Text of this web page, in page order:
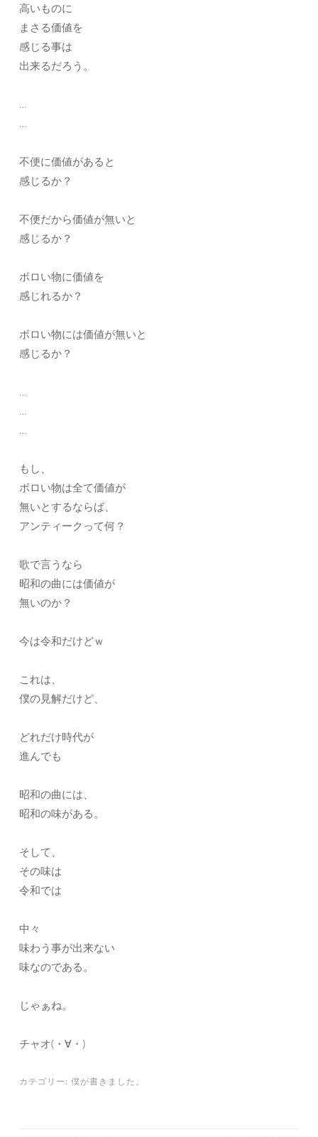
高いものに
まさる価値を
感じる事は
出来るだろう。
…
…
不便に価値があると
感じるか？
不便だから価値が無いと
感じるか？
ボロい物に価値を
感じれるか？
ボロい物には価値が無いと
感じるか？
…
…
…
もし、
ボロい物は全て価値が
無いとするならば、
アンティークって何？
歌で言うなら
昭和の曲には価値が
無いのか？
今は令和だけどｗ
これは、
僕の見解だけど、
どれだけ時代が
進んでも
昭和の曲には、
昭和の味がある。
そして、
その味は
令和では
中々
味わう事が出来ない
味なのである。
じゃぁね。
チャオ(・∀・)
カテゴリー: 僕が書きました。